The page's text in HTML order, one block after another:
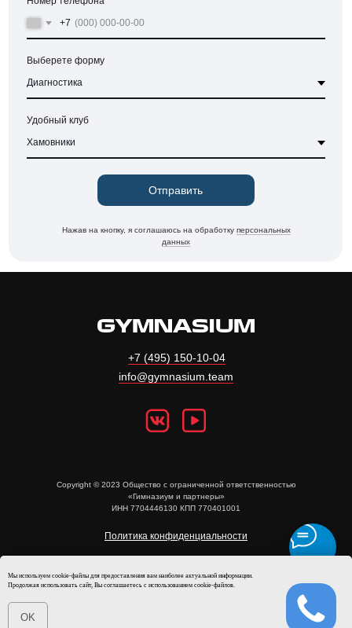
+7
Выберете форму
Удобный клуб
Отправить
Нажав на кнопку, я соглашаюсь на обработку персональных
данных
Copyright © 2023 Общество с ограниченной ответственностью
«Гимназиум и партнеры»
ИНН 7704446130 КПП 770401001
+7 (495) 150-10-04
info@gymnasium.team
Политика конфиденциальности
Пользовательское соглашение
Мы используем cookie-файлы для предоставления вам наиболее актуальной информации.
Продолжая использовать сайт, Вы соглашаетесь с использованием cookie-файлов.
OK